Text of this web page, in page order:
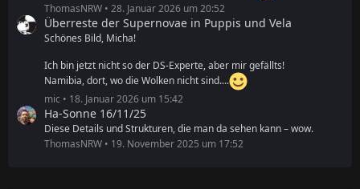
ThomasNRW
28. Januar 2026 um 20:52
Überreste der Supernovae in Puppis und Vela
Schönes Bild, Micha!
Ich bin jetzt nicht so der DS-Experte, aber mir gefällts!
Namibia, dort, wo die Wolken nicht sind....
mic
18. Januar 2026 um 15:42
Ha-Sonne 16/11/25
Diese Details und Strukturen, die man da sehen kann – wow.
ThomasNRW
19. November 2025 um 17:52